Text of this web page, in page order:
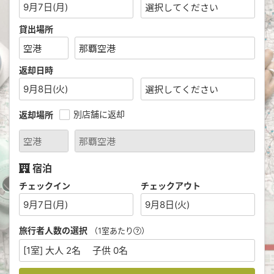
9月7日(月)
貸出場所
返却日時
9月8日(火)
返却場所 別店舗に返却
宿泊
チェックイン
9月7日(月)
チェックアウト
9月8日(火)
旅行者人数の選択 （1室あたり ）
[1室] 大人 2名 子供 0名